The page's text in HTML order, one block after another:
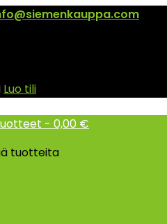
Luo tili
- 0,00 €
tuotteita